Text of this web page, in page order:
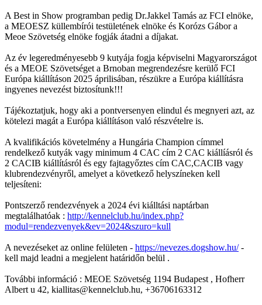
A Best in Show programban pedig Dr.Jakkel Tamás az FCI elnöke,
a MEOESZ küllembírói testületének elnöke és Korózs Gábor a
Meoe Szövetség elnöke fogják átadni a díjakat.
Az év legeredményesebb 9 kutyája fogja képviselni Magyarországot
és a MEOE Szövetséget a Brnoban megrendezésre kerülő FCI
Európa kiállításon 2025 áprilisában, részükre a Európa kiállításra
ingyenes nevezést biztosítunk!!!
Tájékoztatjuk, hogy aki a pontversenyen elindul és megnyeri azt, az
kötelezi magát a Európa kiállításon való részvételre is.
A kvalifikációs követelmény a Hungária Champion címmel
rendelkező kutyák vagy minimum 4 CAC cím 2 CAC kiállíásról és
2 CACIB kiállításról és egy fajtagyőztes cím CAC,CACIB vagy
klubrendezvényről, amelyet a következő helyszíneken kell
teljesíteni:
Pontszerző rendezvények a 2024 évi kiálltási naptárban
megtalálhatóak : http://kennelclub.hu/index.php?
modul=rendezvenyek&ev=2024&szuro=kull
A nevezéseket az online felületen - https://nevezes.dogshow.hu/-
kell majd leadni a megjelent határidőn belül .
További információ : MEOE Szövetség 1194 Budapest , Hofherr
Albert u 42, kiallitas@kennelclub.hu, +36706163312